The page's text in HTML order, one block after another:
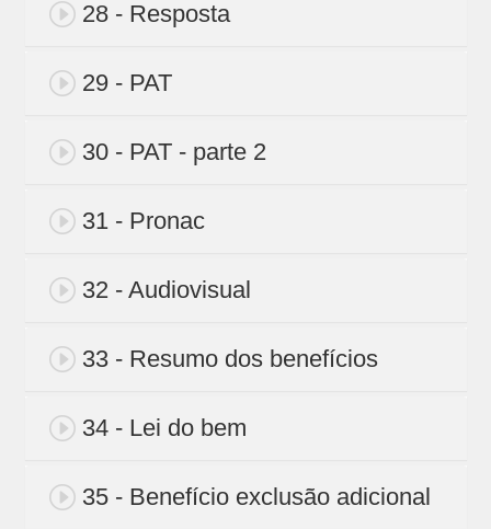
28 - Resposta
29 - PAT
30 - PAT - parte 2
31 - Pronac
32 - Audiovisual
33 - Resumo dos benefícios
34 - Lei do bem
35 - Benefício exclusão adicional